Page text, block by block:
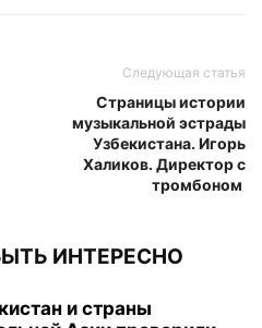
Следующая статья
Страницы истории
музыкальной эстрады
Узбекистана. Игорь
Халиков. Директор с
тромбоном
ИНТЕРЕСНО
и страны